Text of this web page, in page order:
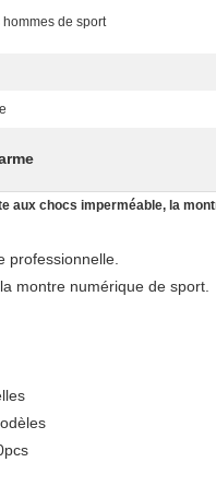
de sport
aux chocs imperméable, la
professionnelle.
montre numérique de sport.